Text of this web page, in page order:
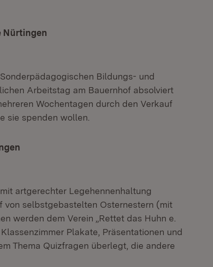
Nürtingen
Bildungs- und
Arbeitstag am Bauernhof absolviert
Wochentagen durch den Verkauf
sie spenden wollen.
artgerechter Legehennenhaltung
von selbstgebastelten Osternestern (mit
werden dem Verein „Rettet das Huhn e.
Plakate, Präsentationen und
Thema Quizfragen überlegt, die andere